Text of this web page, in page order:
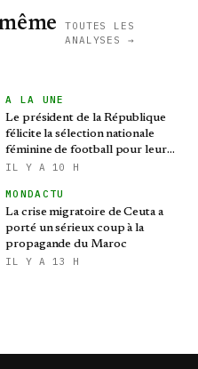
TOUTES LES
ANALYSES →
A LA UNE
Le président de la République
félicite la sélection nationale
féminine de football pour leur
qualification au Mondial 2027 et
IL Y A 10 H
MONDACTU
La crise migratoire de Ceuta a
porté un sérieux coup à la
propagande du Maroc
IL Y A 13 H